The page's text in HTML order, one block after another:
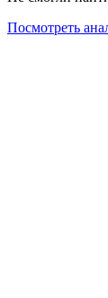
Посмотреть